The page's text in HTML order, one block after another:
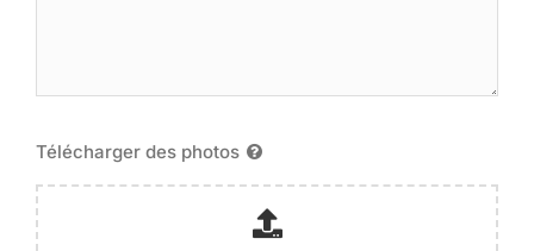
Télécharger des photos